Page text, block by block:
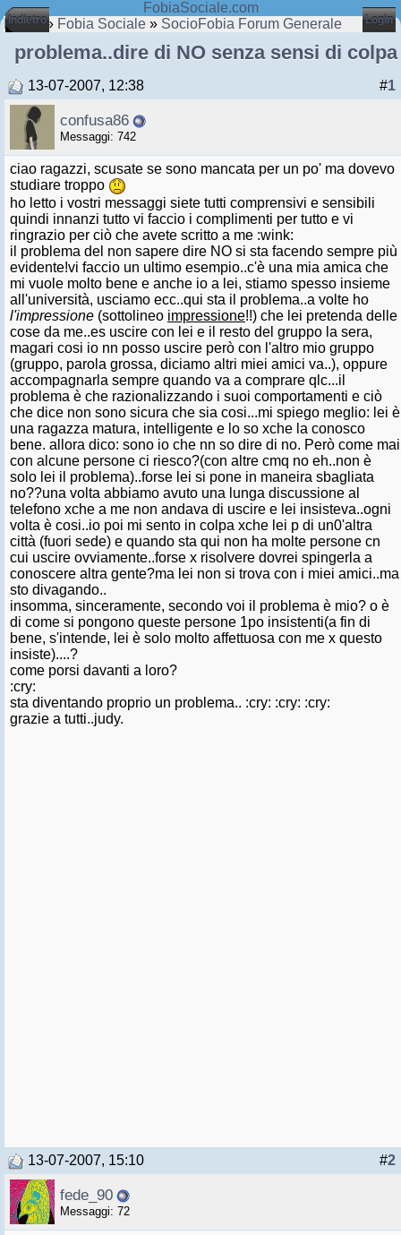
FobiaSociale.com
Indietro Login
Home » Fobia Sociale » SocioFobia Forum Generale
problema..dire di NO senza sensi di colpa
#1
13-07-2007, 12:38
confusa86
Messaggi: 742
ciao ragazzi, scusate se sono mancata per un po' ma dovevo
studiare troppo
ho letto i vostri messaggi siete tutti comprensivi e sensibili
quindi innanzi tutto vi faccio i complimenti per tutto e vi
ringrazio per ciò che avete scritto a me :wink:
il problema del non sapere dire NO si sta facendo sempre più
evidente!vi faccio un ultimo esempio..c'è una mia amica che
mi vuole molto bene e anche io a lei, stiamo spesso insieme
all'università, usciamo ecc..qui sta il problema..a volte ho
l'impressione (sottolineo impressione!!) che lei pretenda delle
cose da me..es uscire con lei e il resto del gruppo la sera,
magari cosi io nn posso uscire però con l'altro mio gruppo
(gruppo, parola grossa, diciamo altri miei amici va..), oppure
accompagnarla sempre quando va a comprare qlc...il
problema è che razionalizzando i suoi comportamenti e ciò
che dice non sono sicura che sia cosi...mi spiego meglio: lei è
una ragazza matura, intelligente e lo so xche la conosco
bene. allora dico: sono io che nn so dire di no. Però come mai
con alcune persone ci riesco?(con altre cmq no eh..non è
solo lei il problema)..forse lei si pone in maneira sbagliata
no??una volta abbiamo avuto una lunga discussione al
telefono xche a me non andava di uscire e lei insisteva..ogni
volta è cosi..io poi mi sento in colpa xche lei p di un0'altra
città (fuori sede) e quando sta qui non ha molte persone cn
cui uscire ovviamente..forse x risolvere dovrei spingerla a
conoscere altra gente?ma lei non si trova con i miei amici..ma
sto divagando..
insomma, sinceramente, secondo voi il problema è mio? o è
di come si pongono queste persone 1po insistenti(a fin di
bene, s'intende, lei è solo molto affettuosa con me x questo
insiste)....?
come porsi davanti a loro?
:cry:
sta diventando proprio un problema.. :cry: :cry: :cry:
grazie a tutti..judy.
#2
13-07-2007, 15:10
fede_90
Messaggi: 72